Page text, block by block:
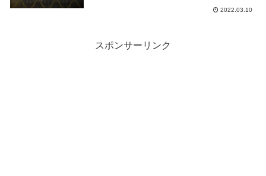
2022.03.10
スポンサーリンク